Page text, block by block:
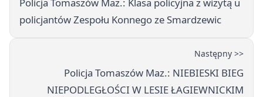
Policja Tomaszów Maz.: Klasa policyjna z wizytą u
policjantów Zespołu Konnego ze Smardzewic
Następny >>
Policja Tomaszów Maz.: NIEBIESKI BIEG
NIEPODLEGŁOŚCI W LESIE ŁAGIEWNICKIM